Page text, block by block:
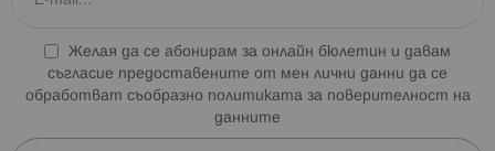
Желая да се абонирам за онлайн бюлетин и давам
съгласие предоставените от мен лични данни да се
обработват съобразно политиката за поверителност на
данните